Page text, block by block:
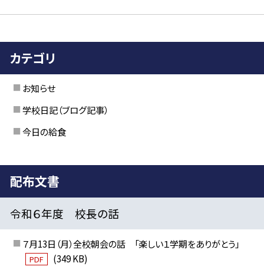
カテゴリ
お知らせ
学校日記（ブログ記事）
今日の給食
配布文書
令和６年度 校長の話
７月13日（月）全校朝会の話 「楽しい１学期をありがとう」
PDF (349 KB)